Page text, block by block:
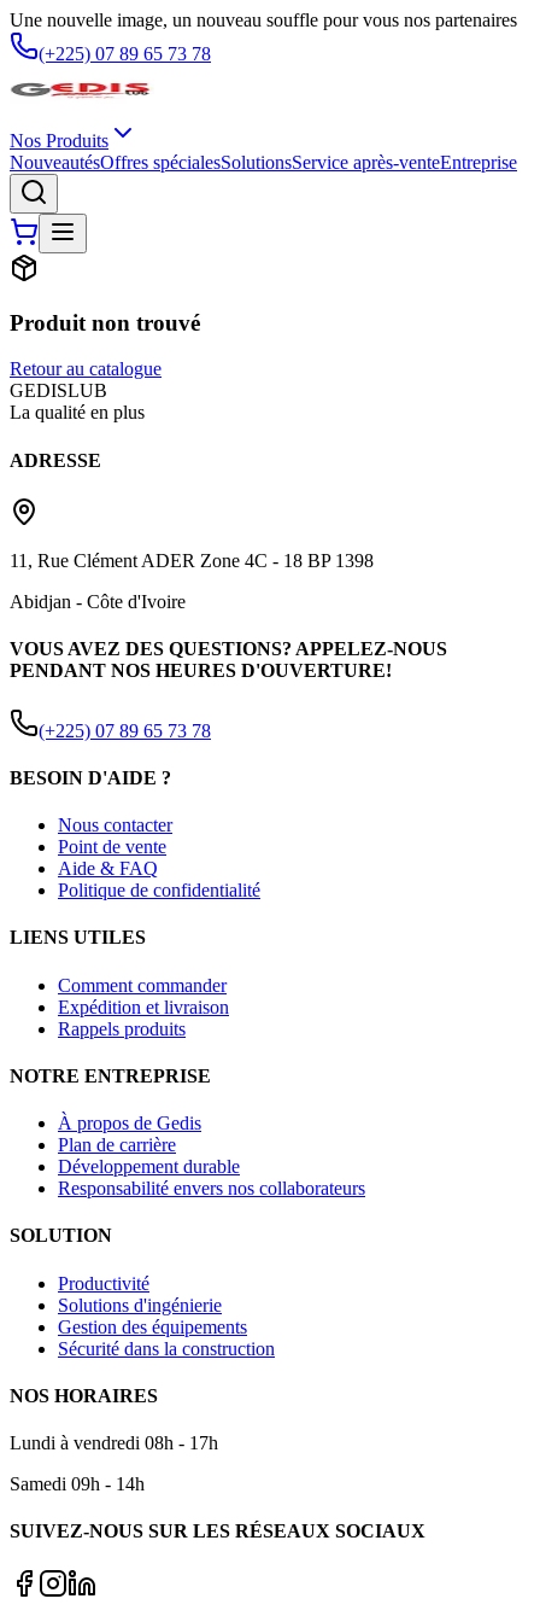
Une nouvelle image, un nouveau souffle pour vous nos partenaires
(+225) 07 89 65 73 78
Nos Produits
NouveautésOffres spécialesSolutionsService après-venteEntreprise
Produit non trouvé
Retour au catalogue
GEDISLUB
La qualité en plus
ADRESSE
11, Rue Clément ADER Zone 4C - 18 BP 1398
Abidjan - Côte d'Ivoire
VOUS AVEZ DES QUESTIONS? APPELEZ-NOUS
PENDANT NOS HEURES D'OUVERTURE!
(+225) 07 89 65 73 78
BESOIN D'AIDE ?
Nous contacter
Point de vente
Aide & FAQ
Politique de confidentialité
LIENS UTILES
Comment commander
Expédition et livraison
Rappels produits
NOTRE ENTREPRISE
À propos de Gedis
Plan de carrière
Développement durable
Responsabilité envers nos collaborateurs
SOLUTION
Productivité
Solutions d'ingénierie
Gestion des équipements
Sécurité dans la construction
NOS HORAIRES
Lundi à vendredi 08h - 17h
Samedi 09h - 14h
SUIVEZ-NOUS SUR LES RÉSEAUX SOCIAUX